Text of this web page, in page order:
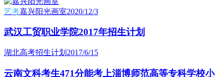
艺考嘉兴阳光画室2020/12/3
武汉工贸职业学院2017年招生计划
湖北高考招生计划 2017/6/15
云南文科考生471分能考上淄博师范高等专科学校小